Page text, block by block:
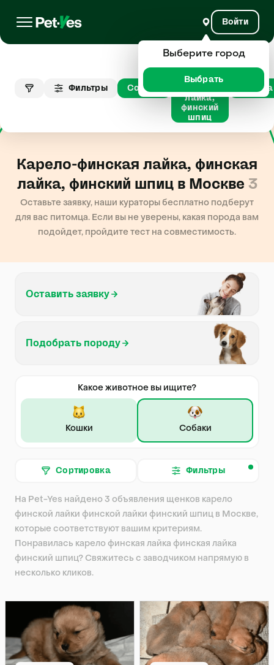
Войти
Фильтры Собаки
Карело-
финская
лайка,
лайка,
финский
шпиц
Москва
Карело-финская лайка, финская
лайка, финский шпиц в Москве 3
Оставьте заявку, наши кураторы бесплатно подберут
для вас питомца. Если вы не уверены, какая порода вам
подойдет, пройдите тест на совместимость.
Оставить заявку
Подобрать породу
Какое животное вы ищите?
Кошки Собаки
Сортировка Фильтры
На Pet-Yes найдено 3 объявления щенков карело
финской лайки финской лайки финский шпиц в Москве,
которые соответствуют вашим критериям.
Понравилась карело финская лайка финская лайка
финский шпиц? Свяжитесь с заводчиком напрямую в
несколько кликов.
Выберите город
Выбрать